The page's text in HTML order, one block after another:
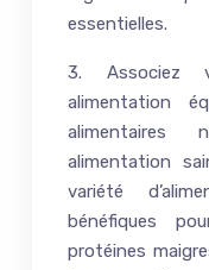
essentielles.
3. Associez
alimentation
alimentaires
alimentation
variété
bénéfiques
protéines